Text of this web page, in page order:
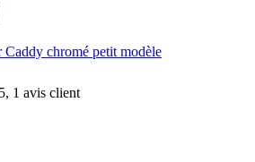
Caddy chromé petit modèle
1 avis client